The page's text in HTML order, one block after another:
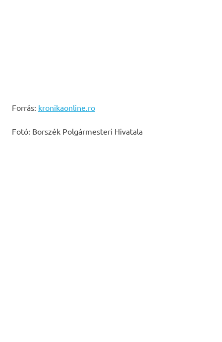
Forrás: kronikaonline.ro
Fotó: Borszék Polgármesteri Hivatala